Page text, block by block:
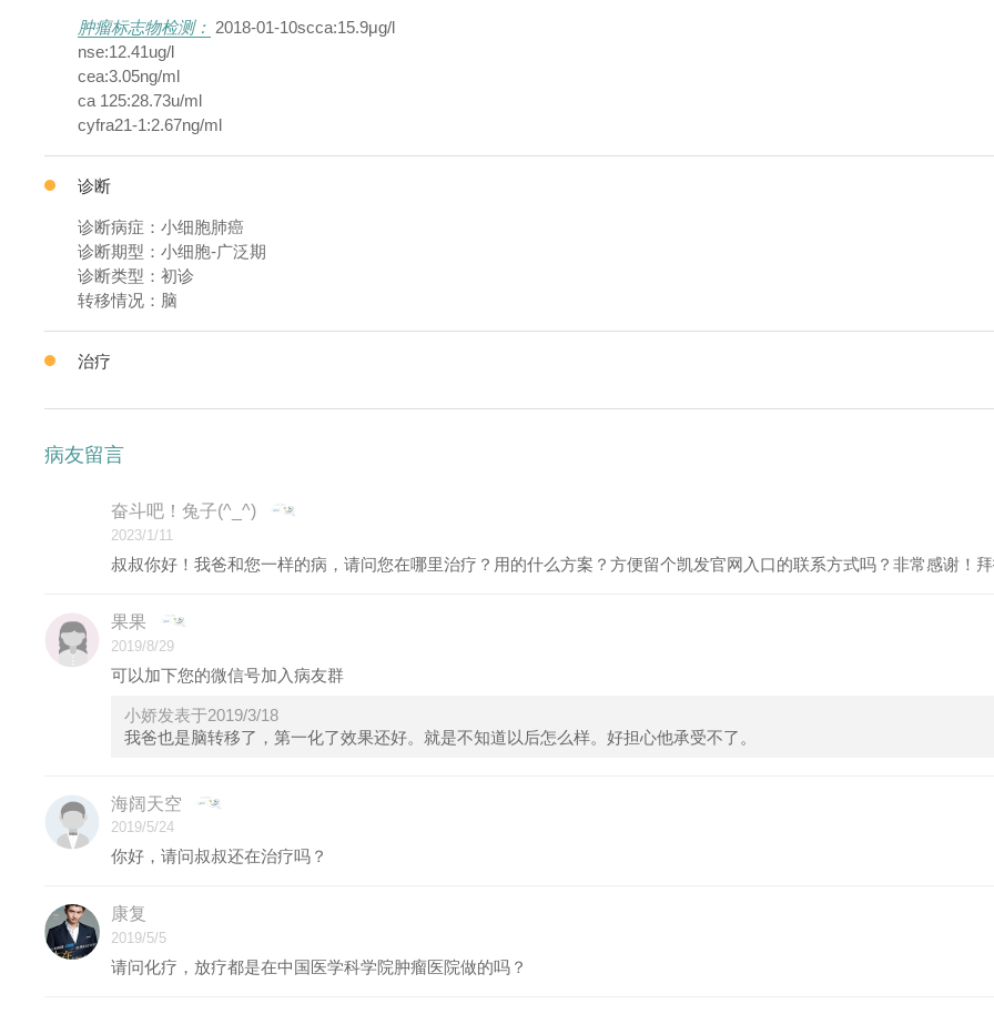
肿瘤标志物检测： 2018-01-10scca:15.9μg/l
nse:12.41ug/l
cea:3.05ng/ml
ca 125:28.73u/ml
cyfra21-1:2.67ng/ml
诊断
诊断病症：小细胞肺癌
诊断期型：小细胞-广泛期
诊断类型：初诊
转移情况：脑
治疗
病友留言
奋斗吧！兔子(^_^)
2023/1/11
叔叔你好！我爸和您一样的病，请问您在哪里治疗？用的什么方案？方便留个凯发官网入口的联系方式吗？非常感谢！
果果
2019/8/29
可以加下您的微信号加入病友群
小娇发表于2019/3/18
我爸也是脑转移了，第一化了效果还好。就是不知道以后怎么样。好担心他承受不了。
海阔天空
2019/5/24
你好，请问叔叔还在治疗吗？
康复
2019/5/5
请问化疗，放疗都是在中国医学科学院肿瘤医院做的吗？